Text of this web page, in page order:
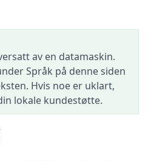
av en datamaskin.
Språk på denne siden
Hvis noe er uklart,
lokale kundestøtte.